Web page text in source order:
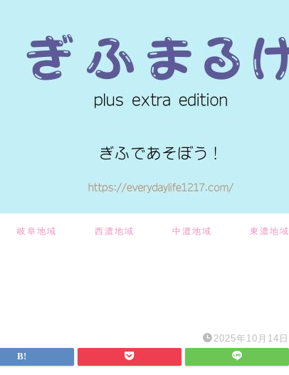
岐阜地域 西濃地域 中濃地域 東濃地域
2025年10月14日